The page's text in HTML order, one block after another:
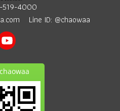
519-4000
Line ID: @chaowaa